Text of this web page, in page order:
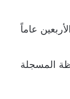
عاماً
المسجلة